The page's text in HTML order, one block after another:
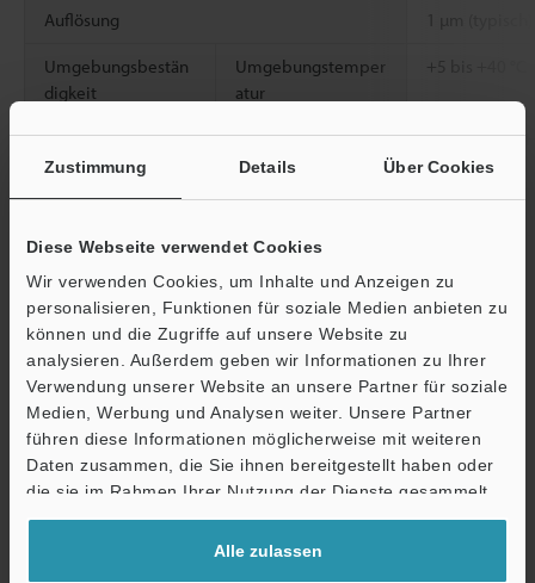
Zustimmung Details Über Cookies
Diese Webseite verwendet Cookies
Wir verwenden Cookies, um Inhalte und Anzeigen zu
personalisieren, Funktionen für soziale Medien anbieten zu
können und die Zugriffe auf unsere Website zu
analysieren. Außerdem geben wir Informationen zu Ihrer
Verwendung unserer Website an unsere Partner für soziale
Medien, Werbung und Analysen weiter. Unsere Partner
führen diese Informationen möglicherweise mit weiteren
Daten zusammen, die Sie ihnen bereitgestellt haben oder
die sie im Rahmen Ihrer Nutzung der Dienste gesammelt
haben.
Alle zulassen
Auflösung
Umgebungsbestän
digkeit
Umgebungstemper
atur
+5 bis +40 °C
Relative
Luftfeuchtigkeit
35 bis 80 %
Datenblatt (PDF)
Andere Modelle
Technische Leitfäden
Support